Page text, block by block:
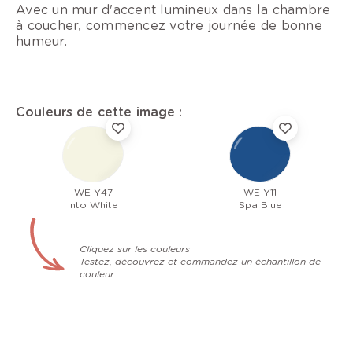
Avec un mur d'accent lumineux dans la chambre
à coucher, commencez votre journée de bonne
humeur.
Couleurs de cette image :
WE Y47
Into White
WE Y11
Spa Blue
Cliquez sur les couleurs
Testez, découvrez et commandez un échantillon de
couleur